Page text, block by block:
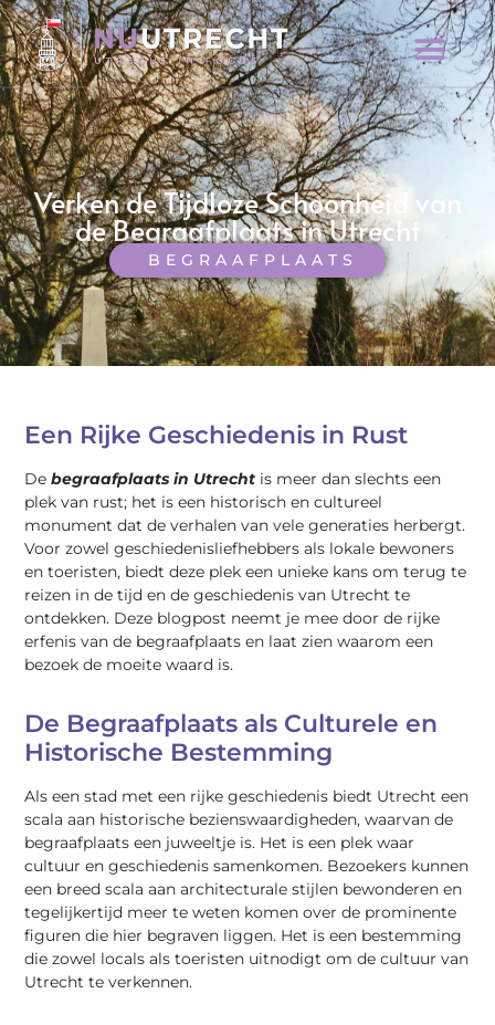
Verken de Tijdloze Schoonheid van
de Begraafplaats in Utrecht
BEGRAAFPLAATS
Een Rijke Geschiedenis in Rust
Debegraafplaats in Utrecht is meer dan slechts een
plek van rust; het is een historisch en cultureel
monument dat de verhalen van vele generaties herbergt.
Voor zowel geschiedenisliefhebbers als lokale bewoners
en toeristen, biedt deze plek een unieke kans om terug te
reizen in de tijd en de geschiedenis van Utrecht te
ontdekken. Deze blogpost neemt je mee door de rijke
erfenis van de begraafplaats en laat zien waarom een
bezoek de moeite waard is.
De Begraafplaats als Culturele en
Historische Bestemming
Als een stad met een rijke geschiedenis biedt Utrecht een
scala aan historische bezienswaardigheden, waarvan de
begraafplaats een juweeltje is. Het is een plek waar
cultuur en geschiedenis samenkomen. Bezoekers kunnen
een breed scala aan architecturale stijlen bewonderen en
tegelijkertijd meer te weten komen over de prominente
figuren die hier begraven liggen. Het is een bestemming
die zowel locals als toeristen uitnodigt om de cultuur van
Utrecht te verkennen.